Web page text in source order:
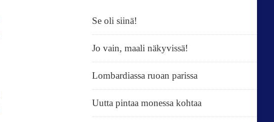
Se oli siinä!
Jo vain, maali näkyvissä!
Lombardiassa ruoan parissa
Uutta pintaa monessa kohtaa